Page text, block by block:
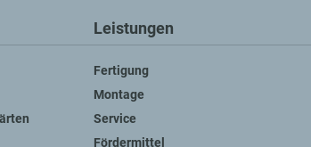
Leistungen
Fertigung
Montage
Service
Fördermittel